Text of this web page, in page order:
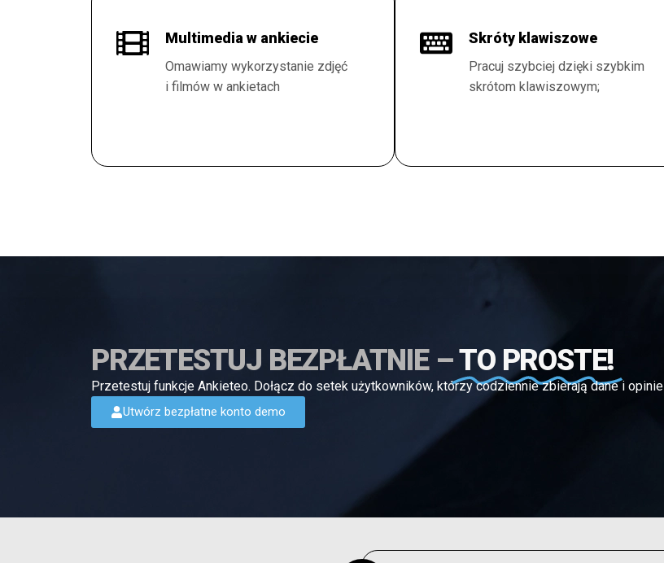
Multimedia w ankiecie
Omawiamy wykorzystanie zdjęć
i filmów w ankietach
Skróty klawiszowe
Pracuj szybciej dzięki szybkim
skrótom klawiszowym;
PRZETESTUJ BEZPŁATNIE –TO PROSTE!
Przetestuj funkcje Ankieteo. Dołącz do setek użytkowników, którzy codziennie zbierają dane i opinie
Utwórz bezpłatne konto demo